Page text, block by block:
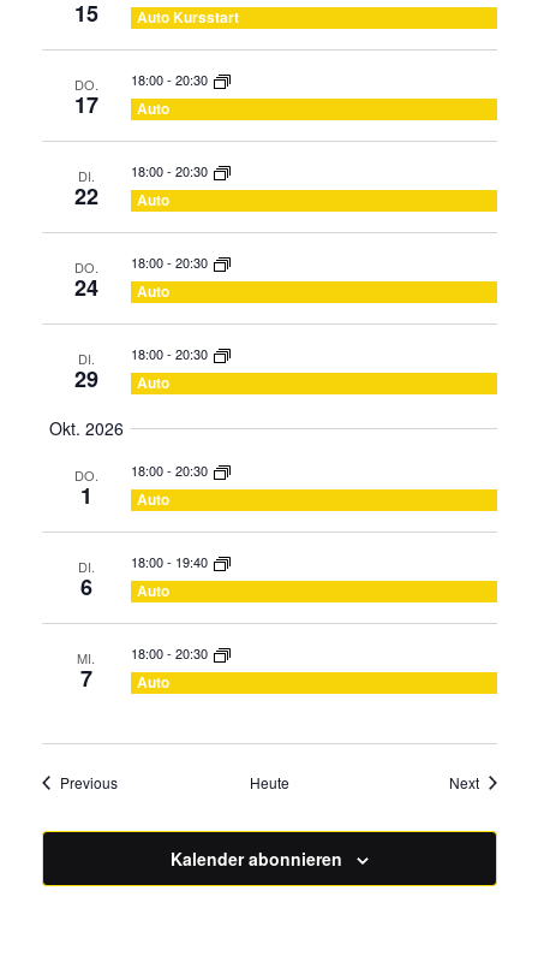
15 Auto Kursstart
DO.
17
18:00- 20:30
Auto
DI.
22
18:00- 20:30
Auto
DO.
24
18:00- 20:30
Auto
DI.
29
18:00- 20:30
Auto
Okt. 2026
DO.
1
18:00- 20:30
Auto
DI.
6
18:00- 19:40
Auto
MI.
7
18:00- 20:30
Auto
PreviousVeranstaltungen Heute Next
Kalender abonnieren